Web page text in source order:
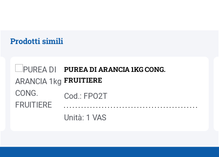
Prodotti simili
PUREA DI ARANCIA 1KG CONG.
FRUITIERE
Cod.: FPO2T
Unità: 1 VAS